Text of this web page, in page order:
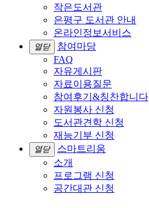
작은도서관
은평구 도서관 안내
온라인정보서비스
열닫
참여마당
FAQ
자유게시판
자료이용질문
참여후기&칭찬합니다
자원봉사 신청
도서관견학 신청
재능기부 신청
열닫
스마트리움
소개
프로그램 신청
공간대관 신청